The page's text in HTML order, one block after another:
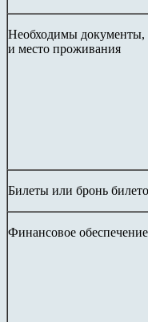
Необходимы документы,
и место проживания
Билеты или бронь
Финансовое обеспечение